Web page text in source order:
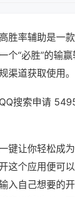
胜率辅助是一
个“必胜”的输
渠道获取使用。
搜索申请
键让你轻松成
这个应用便可
入自己想要的